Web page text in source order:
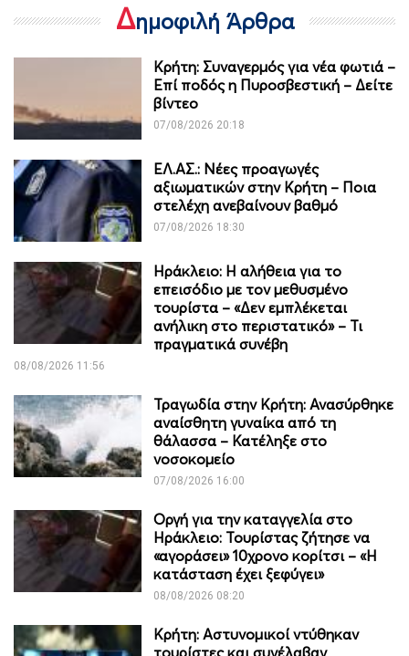
Δημοφιλή Άρθρα
Κρήτη: Συναγερμός για νέα φωτιά –
Επί ποδός η Πυροσβεστική – Δείτε
βίντεο
07/08/2026 20:18
ΕΛ.ΑΣ.: Νέες προαγωγές
αξιωματικών στην Κρήτη – Ποια
στελέχη ανεβαίνουν βαθμό
07/08/2026 18:30
Ηράκλειο: Η αλήθεια για το
επεισόδιο με τον μεθυσμένο
τουρίστα – «Δεν εμπλέκεται
ανήλικη στο περιστατικό» – Τι
πραγματικά συνέβη
08/08/2026 11:56
Τραγωδία στην Κρήτη: Ανασύρθηκε
αναίσθητη γυναίκα από τη
θάλασσα – Κατέληξε στο
νοσοκομείο
07/08/2026 16:00
Οργή για την καταγγελία στο
Ηράκλειο: Τουρίστας ζήτησε να
«αγοράσει» 10χρονο κορίτσι – «Η
κατάσταση έχει ξεφύγει»
08/08/2026 08:20
Κρήτη: Αστυνομικοί ντύθηκαν